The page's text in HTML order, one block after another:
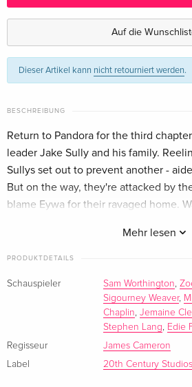
4K Ultra HD + 2 Blu-rays
Limited Edition, Steelbook, 2 Blu-ray 3D + 2
Blu-rays
Deutsch
Blu-rays
Englisch · UK Version
Englisch · UK Version
Limited Edition, Steelbook, 2 Blu-ray 3D + 2
Englisch · UK Version
Auf die
Dieser Artikel kann nicht retourniert werden.
BESCHREIBUNG
Mehr lesen
Return to Pandora for the third
leader Jake Sully and his family.
Sullys set out to prevent another -
But on the way, they're attacked by
blame Eywa for their ravaged home.
PRODUKTDETAILS
Schauspieler Sam Worthington,
Sigourney Weaver,
Chaplin, Jemaine
Stephen Lang, Edie
Regisseur
James Cameron
Label
20th Century Studios